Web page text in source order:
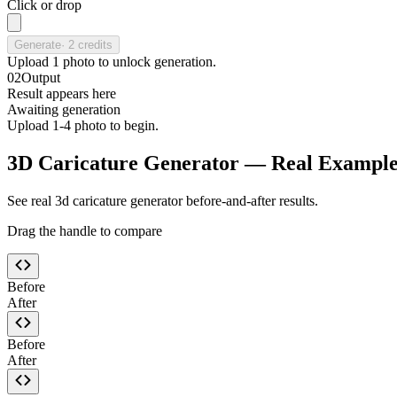
Click or drop
Generate· 2 credits
Upload 1 photo to unlock generation.
02Output
Result appears here
Awaiting generation
Upload 1-4 photo to begin.
3D Caricature Generator — Real
See real 3d caricature generator before-and-after results.
Drag the handle to compare
Before
After
Before
After